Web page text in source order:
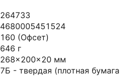
264733
4680005451524
160 (Офсет)
646 г
268x200x20 мм
7Б - твердая (плотная бумага